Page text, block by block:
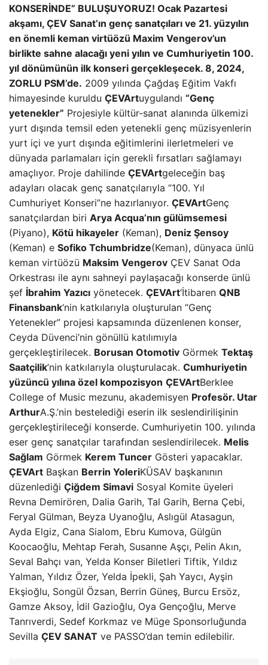
KONSERİNDE” BULUŞUYORUZ! Ocak Pazartesi
akşamı, ÇEV Sanat’ın genç sanatçıları ve 21. yüzyılın
en önemli keman virtüözü Maxim Vengerov’un
birlikte sahne alacağı yeni yılın ve Cumhuriyetin 100.
yıl dönümünün ilk konseri gerçekleşecek. 8, 2024,
ZORLU PSM’de. 2009 yılında Çağdaş Eğitim Vakfı
himayesinde kuruldu ÇEVArtuygulandı “Genç
yetenekler” Projesiyle kültür-sanat alanında ülkemizi
yurt dışında temsil eden yetenekli genç müzisyenlerin
yurt içi ve yurt dışında eğitimlerini ilerletmeleri ve
dünyada parlamaları için gerekli fırsatları sağlamayı
amaçlıyor. Proje dahilinde ÇEVArtgeleceğin baş
adayları olacak genç sanatçılarıyla “100. Yıl
Cumhuriyet Konseri”ne hazırlanıyor. ÇEVArtGenç
sanatçılardan biri Arya Acqua’nın gülümsemesi
(Piyano), Kötü hikayeler (Keman), Deniz Şensoy
(Keman) e Sofiko Tchumbridze(Keman), dünyaca ünlü
keman virtüözü Maksim Vengerov ÇEV Sanat Oda
Orkestrası ile aynı sahneyi paylaşacağı konserde ünlü
şef İbrahim Yazıcı yönetecek. ÇEVArt‘İtibaren QNB
Finansbank‘nin katkılarıyla oluşturulan “Genç
Yetenekler” projesi kapsamında düzenlenen konser,
Ceyda Düvenci’nin gönüllü katılımıyla
gerçekleştirilecek. Borusan Otomotiv Görmek Tektaş
Saatçilik’nin katkılarıyla oluşturulacak. Cumhuriyetin
yüzüncü yılına özel kompozisyon ÇEVArtBerklee
College of Music mezunu, akademisyen Profesör. Utar
ArthurA.Ş.’nin bestelediği eserin ilk seslendirilişinin
gerçekleştirileceği konserde. Cumhuriyetin 100. yılında
eser genç sanatçılar tarafından seslendirilecek. Melis
Sağlam Görmek Kerem Tuncer Gösteri yapacaklar.
ÇEVArt Başkan Berrin YoleriKÜSAV başkanının
düzenlediği Çiğdem Simavi Sosyal Komite üyeleri
Revna Demirören, Dalia Garih, Tal Garih, Berna Çebi,
Feryal Gülman, Beyza Uyanoğlu, Aslıgül Atasagun,
Ayda Elgiz, Cana Sialom, Ebru Kumova, Gülgün
Koocaoğlu, Mehtap Ferah, Susanne Aşçı, Pelin Akın,
Seval Bahçı van, Yelda Konser Biletleri Tiftik, Yıldız
Yalman, Yıldız Özer, Yelda İpekli, Şah Yaycı, Ayşin
Ekşioğlu, Songül Özsan, Berrin Güneş, Burcu Ersöz,
Gamze Aksoy, İdil Gazioğlu, Oya Gençoğlu, Merve
Tanrıverdi, Sedef Korkmaz ve Müge Sponsorluğunda
Sevilla ÇEV SANAT ve PASSO’dan temin edilebilir.